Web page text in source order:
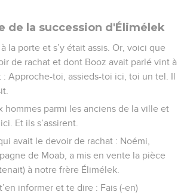
de la succession d'Élimélek
la porte et s’y était assis. Or, voici que
de rachat et dont Booz avait parlé vint à
: Approche-toi, assieds-toi ici, toi un tel. Il
hommes parmi les anciens de la ville et
Et ils s’assirent.
avait le devoir de rachat : Noémi,
de Moab, a mis en vente la pièce
à notre frère Élimélek.
informer et te dire : Fais (-en)